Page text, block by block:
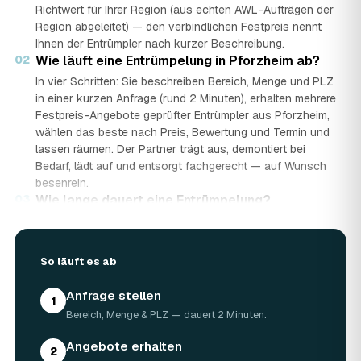
Richtwert für Ihrer Region (aus echten AWL-Aufträgen der
Region abgeleitet) — den verbindlichen Festpreis nennt
Ihnen der Entrümpler nach kurzer Beschreibung.
02 Wie läuft eine Entrümpelung in Pforzheim ab?
In vier Schritten: Sie beschreiben Bereich, Menge und PLZ
in einer kurzen Anfrage (rund 2 Minuten), erhalten mehrere
Festpreis-Angebote geprüfter Entrümpler aus Pforzheim,
wählen das beste nach Preis, Bewertung und Termin und
lassen räumen. Der Partner trägt aus, demontiert bei
Bedarf, lädt auf und entsorgt fachgerecht — auf Wunsch
besenrein.
Wie lange dauert eine Entrümpelung?
eine komplette Wohnung oder ein Haus in Pforzheim kann
schon innerhalb weniger Tage, bei akuten Fällen wie einer
Messie-Wohnung auch kurzfristig.
Welche Gegenstände werden bei der
Entrümpelung entsorgt?
So läuft es ab
1 Anfrage stellen
Bereich, Menge & PLZ — dauert 2 Minuten.
2 Angebote erhalten